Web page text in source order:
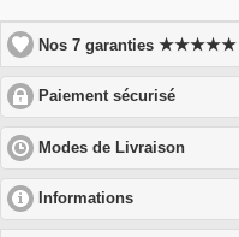
Nos 7 garanties★★★★★
Paiement sécurisé
to
expand
Modes de Livraison
to
Informations
to